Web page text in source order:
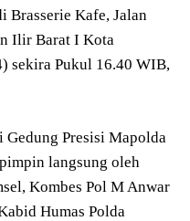
Brasserie Kafe, Jalan
Ilir Barat I Kota
sekira Pukul 16.40 WIB,
Presisi Mapolda
langsung oleh
Kombes Pol M Anwar
Humas Polda